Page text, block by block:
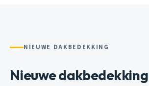
NIEUWE DAKBEDEKKING
Nieuwe